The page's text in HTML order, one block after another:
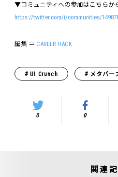
▼コミュニティへの参加はこちらか
https://twitter.com/i/communities/
編集 ＝ CAREER HACK
UI Crunch メタバー
0 0
関連